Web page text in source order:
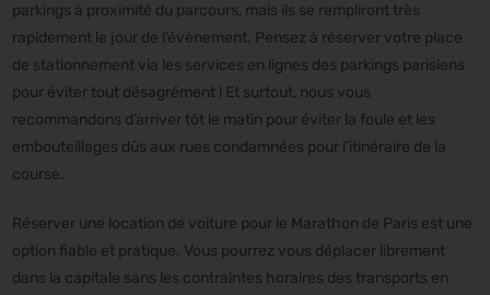
parkings à proximité du parcours, mais ils se rempliront très
rapidement le jour de l’évènement. Pensez à réserver votre place
de stationnement via les services en lignes des parkings parisiens
pour éviter tout désagrément ! Et surtout, nous vous
recommandons d’arriver tôt le matin pour éviter la foule et les
embouteillages dûs aux rues condamnées pour l’itinéraire de la
course.
Réserver une location de voiture pour le Marathon de Paris est une
option fiable et pratique. Vous pourrez vous déplacer librement
dans la capitale sans les contraintes horaires des transports en